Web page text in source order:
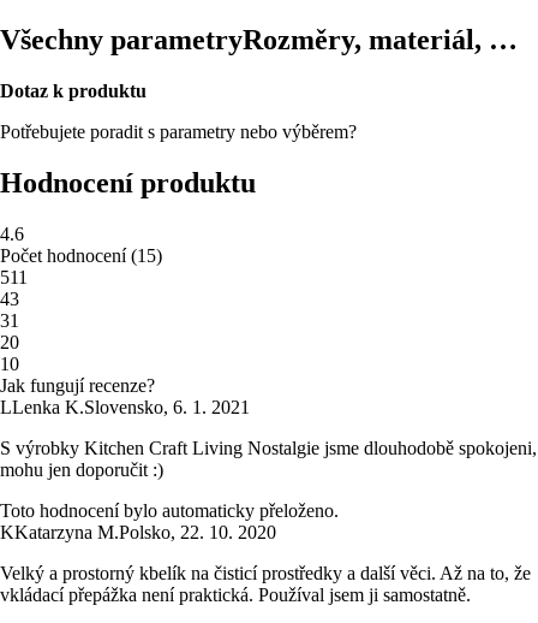
Všechny parametryRozměry, materiál, …
Dotaz k produktu
Potřebujete poradit s parametry nebo výběrem?
Hodnocení produktu
4.6
Počet hodnocení(15)
511
43
31
20
10
Jak fungují recenze?
LLenka K.Slovensko, 6. 1. 2021
S výrobky Kitchen Craft Living Nostalgie jsme dlouhodobě spokojeni,
mohu jen doporučit :)
Toto hodnocení bylo automaticky přeloženo.
KKatarzyna M.Polsko, 22. 10. 2020
Velký a prostorný kbelík na čisticí prostředky a další věci. Až na to, že
vkládací přepážka není praktická. Používal jsem ji samostatně.